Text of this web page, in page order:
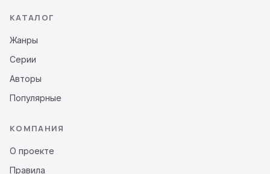
КАТАЛОГ
Жанры
Серии
Авторы
Популярные
КОМПАНИЯ
О проекте
Правила